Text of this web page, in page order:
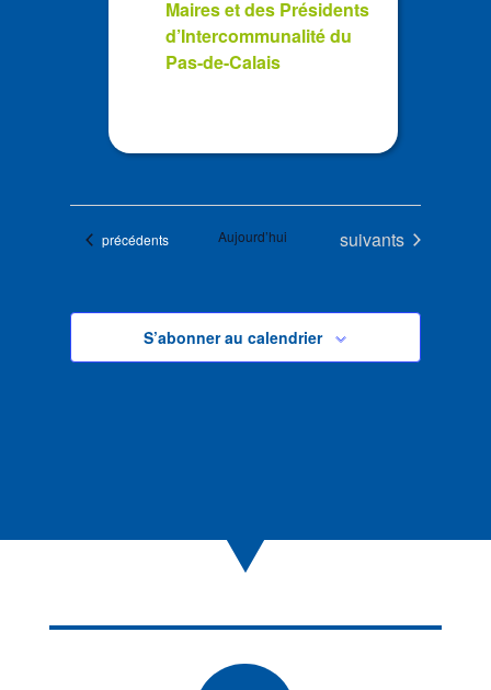
Maires et des Présidents
d’Intercommunalité du
Pas-de-Calais
Évènements
précédents Aujourd’hui Évènements
suivants
S’abonner au calendrier